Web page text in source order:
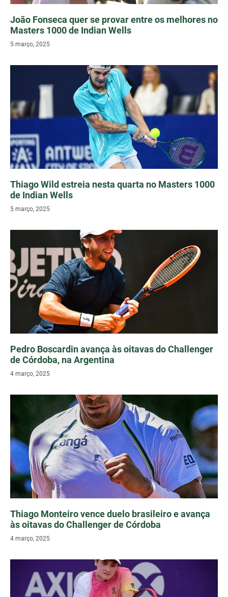
João Fonseca quer se provar entre os melhores no
Masters 1000 de Indian Wells
5 março, 2025
Thiago Wild estreia nesta quarta no Masters 1000
de Indian Wells
5 março, 2025
Pedro Boscardin avança às oitavas do Challenger
de Córdoba, na Argentina
4 março, 2025
Thiago Monteiro vence duelo brasileiro e avança
às oitavas do Challenger de Córdoba
4 março, 2025